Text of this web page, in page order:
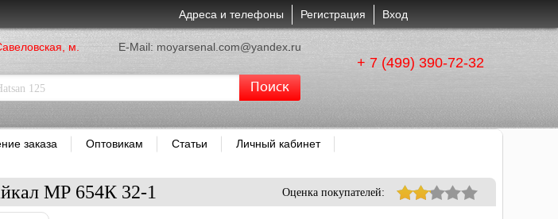
Адреса и телефоны Регистрация Вход
+ 7 (499) 390-72-32
E-Mail: moyarsenal.com@yandex. ru
м.
Поиск
заказа Оптовикам Статьи Личный кабинет
Оценка покупателей:
МР 654К 32-1